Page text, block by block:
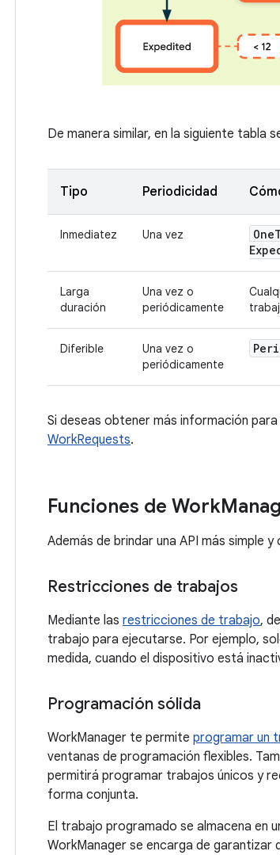
De manera similar, en la siguiente tabla
Tipo Periodicidad
Inmediatez Una vez One
Larga
duración
Una vez o
periódicamente
Diferible
Una vez o
periódicamente
Si deseas obtener más información
WorkRequests.
Funciones de Work
Además de brindar una API más simple
Restricciones de trabajos
Mediante las restricciones de trabajo,
trabajo para ejecutarse. Por ejemplo,
medida, cuando el dispositivo está
Programación sólida
WorkManager te permite programar un
ventanas de programación flexibles.
permitirá programar trabajos únicos y
forma conjunta.
El trabajo programado se almacena en
WorkManager se encarga de